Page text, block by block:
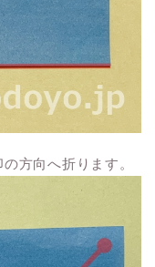
方向へ折ります。